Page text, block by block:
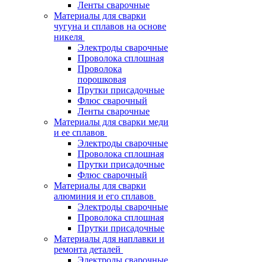
Ленты сварочные
Материалы для сварки
чугуна и сплавов на основе
никеля
Электроды сварочные
Проволока сплошная
Проволока
порошковая
Прутки присадочные
Флюс сварочный
Ленты сварочные
Материалы для сварки меди
и ее сплавов
Электроды сварочные
Проволока сплошная
Прутки присадочные
Флюс сварочный
Материалы для сварки
алюминия и его сплавов
Электроды сварочные
Проволока сплошная
Прутки присадочные
Материалы для наплавки и
ремонта деталей
Электроды сварочные